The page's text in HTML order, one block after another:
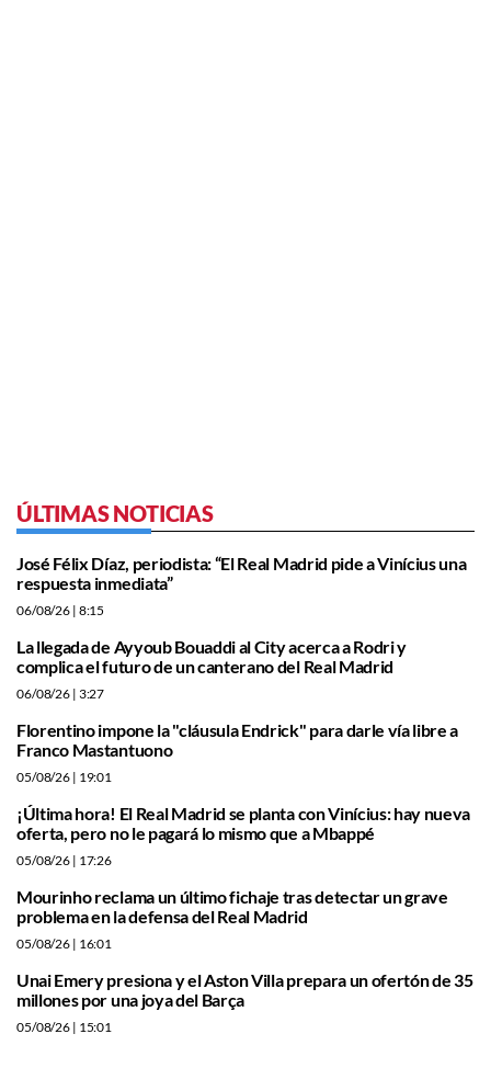
ÚLTIMAS NOTICIAS
José Félix Díaz, periodista: “El Real Madrid pide a Vinícius una
respuesta inmediata”
06/08/26 | 8:15
La llegada de Ayyoub Bouaddi al City acerca a Rodri y
complica el futuro de un canterano del Real Madrid
06/08/26 | 3:27
Florentino impone la "cláusula Endrick" para darle vía libre a
Franco Mastantuono
05/08/26 | 19:01
¡Última hora! El Real Madrid se planta con Vinícius: hay nueva
oferta, pero no le pagará lo mismo que a Mbappé
05/08/26 | 17:26
Mourinho reclama un último fichaje tras detectar un grave
problema en la defensa del Real Madrid
05/08/26 | 16:01
Unai Emery presiona y el Aston Villa prepara un ofertón de 35
millones por una joya del Barça
05/08/26 | 15:01